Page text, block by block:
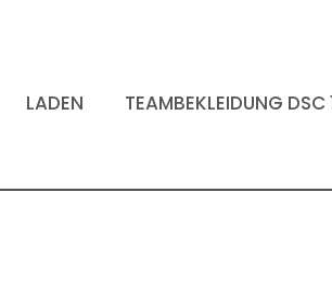
LADEN
TEAMBEKLEIDUNG